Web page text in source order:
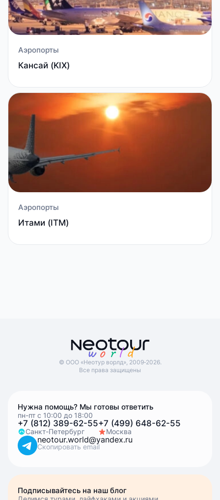
Аэропорты
Кансай (KIX)
Аэропорты
Итами (ITM)
© ООО «Неотур ворлд», 2009‑2026.
Все права защищены
Нужна помощь? Мы готовы ответить
пн-пт с 10:00 до 18:00
+7 (812) 389-62-55
Санкт-Петербург
+7 (499) 648-62-55
Москва
neotour.world@yandex.ru
Скопировать email
Подписывайтесь на наш блог